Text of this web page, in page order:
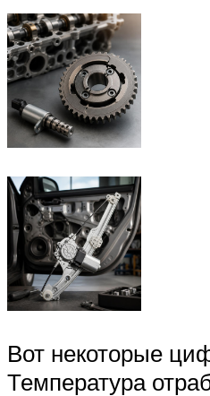
Вот некоторые
Температура